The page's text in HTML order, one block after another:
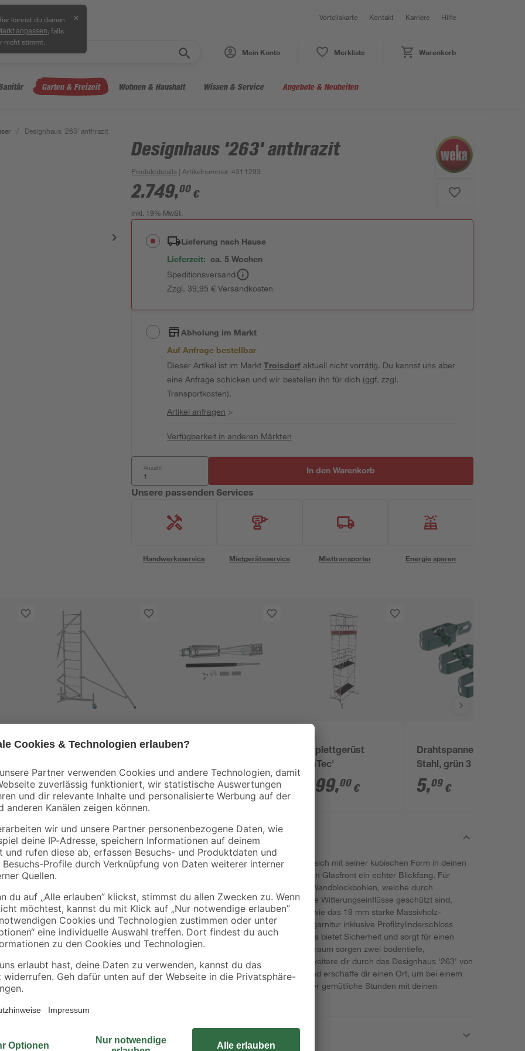
kannst du deinen
anpassen , falls
nicht stimmt.
✕ Vorteilskarte Kontakt Karriere Hilfe
Mein Konto Merkliste Warenkorb
Garten & Freizeit Wohnen & Haushalt Wissen & Service Angebote & Neuheiten
/ Designhaus '263' anthrazit
Designhaus '263' anthrazit
Produktdetails | Artikelnummer:4311293
2.749,00 €
inkl. 19% MwSt.
Lieferung nach Hause
Lieferzeit: ca. 5 Wochen
Speditionsversand
Zzgl. 39,95 € Versandkosten
Abholung im Markt
Auf Anfrage bestellbar
Dieser Artikel ist im MarktTroisdorfaktuell nicht vorrätig. Du kannst uns aber
eine Anfrage schicken und wir bestellen ihn für dich (ggf. zzgl.
Transportkosten).
Artikel anfragen >
Verfügbarkeit in anderen Märkten
Anzahl: In den Warenkorb
Unsere passenden Services
Handwerksservice Mietgeräteservice Miettransporter Energie sparen
System' 2,6
99,99€
Gewächshäuser
39,99€
Krause
Komplettgerüst
'ClimTec'
1.299,00 €
Drahtspanner aus
Stahl, grün 3 Stück
5,09 €
Das Designhaus '263' von der Marke Weka fügt sich mit seiner kubischen Form in deinen
modernen Garten ein und ist aufgrund der großen Glasfront ein echter Blickfang. Für
optimale Stabilität sorgen neben 28 mm dicken Wandblockbohlen, welche durch
anthrazitfarbene Wetterschutzlasur gegen äußere Witterungseinflüsse geschützt sind,
ebenfalls ein 19 mm dicker Massivholzboden sowie das 19 mm starke Massivholz-
Flachdach. Die Panorama-Einzeltür mit Drückergarnitur inklusive Profilzylinderschloss
sowie einem großen Lichtausschnitt aus Echtglas bietet Sicherheit und sorgt für einen
hellen Innenraum. Für noch mehr Licht im Innenraum sorgen zwei bodentiefe,
feststehende Fensterelemente aus Echtglas. Erweitere dir durch das Designhaus '263' von
der Marke Weka deinen Wohnraum im Garten und erschaffe dir einen Ort, um bei einem
kühlen Getränk die Seele baumeln zu lassen oder gemütliche Stunden mit deinen